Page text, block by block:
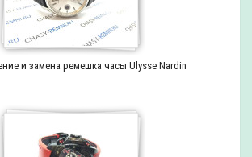
и замена ремешка часы Ulysse Nardin